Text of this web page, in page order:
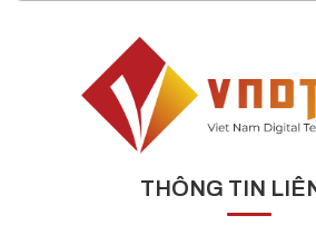
THÔNG TIN